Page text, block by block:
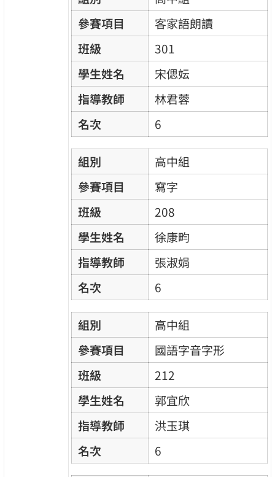
參賽項目
客家語朗讀
班級
301
學生姓名
宋偲妘
指導教師
林君蓉
名次
6
組別
高中組
參賽項目
寫字
班級
208
學生姓名
徐康畇
指導教師
張淑娟
名次
6
組別
高中組
參賽項目
國語字音字形
班級
212
學生姓名
郭宜欣
指導教師
洪玉琪
名次
6